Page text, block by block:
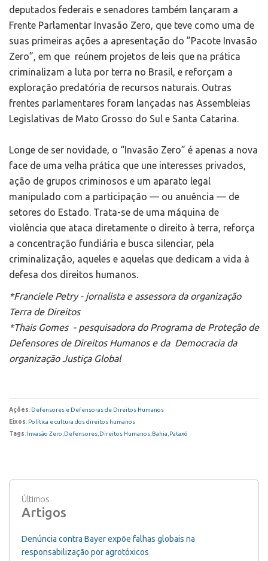
deputados federais e senadores também lançaram a
Frente Parlamentar Invasão Zero, que teve como uma de
suas primeiras ações a apresentação do ”Pacote Invasão
Zero”, em que reúnem projetos de leis que na prática
criminalizam a luta por terra no Brasil, e reforçam a
exploração predatória de recursos naturais. Outras
frentes parlamentares foram lançadas nas Assembleias
Legislativas de Mato Grosso do Sul e Santa Catarina.
Longe de ser novidade, o “Invasão Zero” é apenas a nova
face de uma velha prática que une interesses privados,
ação de grupos criminosos e um aparato legal
manipulado com a participação — ou anuência — de
setores do Estado. Trata-se de uma máquina de
violência que ataca diretamente o direito à terra, reforça
a concentração fundiária e busca silenciar, pela
criminalização, aqueles e aquelas que dedicam a vida à
defesa dos direitos humanos.
*Franciele Petry - jornalista e assessora da organização
Terra de Direitos
*Thais Gomes - pesquisadora do Programa de Proteção de
Defensores de Direitos Humanos e da Democracia da
organização Justiça Global
Ações: Defensores e Defensoras de Direitos Humanos
Eixos: Política e cultura dos direitos humanos
Tags: Invasão Zero Defensores Direitos Humanos Bahia Pataxó
Últimos
Artigos
Denúncia contra Bayer expõe falhas globais na
responsabilização por agrotóxicos